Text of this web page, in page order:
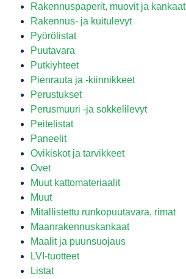
Rakennuspaperit, muovit ja kankaat
Rakennus- ja kuitulevyt
Pyörölistat
Puutavara
Putkiyhteet
Pienrauta ja -kiinnikkeet
Perustukset
Perusmuuri -ja sokkelilevyt
Peitelistat
Paneelit
Ovikiskot ja tarvikkeet
Ovet
Muut kattomateriaalit
Muut
Mitallistettu runkopuutavara, rimat
Maanrakennuskankaat
Maalit ja puunsuojaus
LVI-tuotteet
Listat